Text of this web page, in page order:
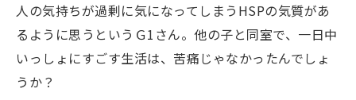
人の気持ちが過剰に気になってしまうHSPの気質があ
るように思うというＧ1さん。他の子と同室で、一日中
いっしょにすごす生活は、苦痛じゃなかったんでしょ
うか？